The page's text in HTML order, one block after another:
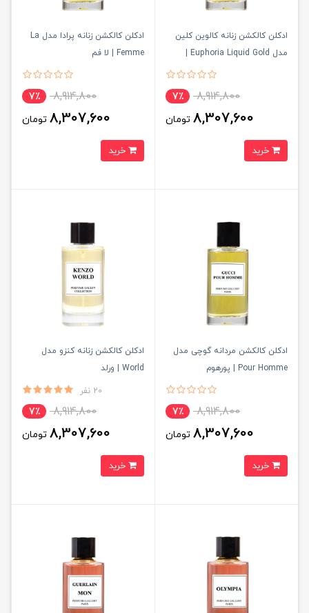
ادکلن کالکشن زنانه کالوین کلین
مدل Euphoria Liquid Gold |
8,914,800 7٪
8,307,600 تومان
ادکلن کالکشن زنانه پرادا مدل La
Femme | لا فم
8,914,800 7٪
8,307,600 تومان
ادکلن کالکشن مردانه گوچی مدل
Pour Homme | پورهوم
8,914,800 7٪
8,307,600 تومان
ادکلن کالکشن زنانه کنزو مدل
World | ورلد
20 نفر
8,914,800 7٪
8,307,600 تومان